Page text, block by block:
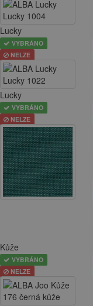
Lucky
VYBRÁNO
NELZE
Lucky
VYBRÁNO
NELZE
Kůže
VYBRÁNO
NELZE